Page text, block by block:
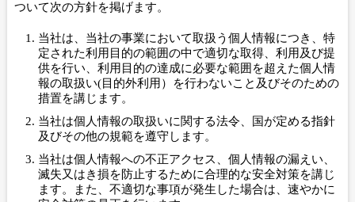
ついて次の方針を掲げます。
当社は、当社の事業において取扱う個人情報につき、特
定された利用目的の範囲の中で適切な取得、利用及び提
供を行い、利用目的の達成に必要な範囲を超えた個人情
報の取扱い(目的外利用）を行わないこと及びそのための
措置を講じます。
当社は個人情報の取扱いに関する法令、国が定める指針
及びその他の規範を遵守します。
当社は個人情報への不正アクセス、個人情報の漏えい、
滅失又はき損を防止するために合理的な安全対策を講じ
ます。また、不適切な事項が発生した場合は、速やかに